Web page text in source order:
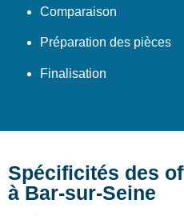
Comparaison
Préparation des pièces
Finalisation
Spécificités des
à Bar-sur-Seine